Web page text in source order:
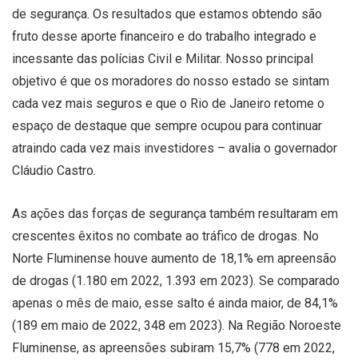
de segurança. Os resultados que estamos obtendo são
fruto desse aporte financeiro e do trabalho integrado e
incessante das polícias Civil e Militar. Nosso principal
objetivo é que os moradores do nosso estado se sintam
cada vez mais seguros e que o Rio de Janeiro retome o
espaço de destaque que sempre ocupou para continuar
atraindo cada vez mais investidores – avalia o governador
Cláudio Castro.
As ações das forças de segurança também resultaram em
crescentes êxitos no combate ao tráfico de drogas. No
Norte Fluminense houve aumento de 18,1% em apreensão
de drogas (1.180 em 2022, 1.393 em 2023). Se comparado
apenas o mês de maio, esse salto é ainda maior, de 84,1%
(189 em maio de 2022, 348 em 2023). Na Região Noroeste
Fluminense, as apreensões subiram 15,7% (778 em 2022,